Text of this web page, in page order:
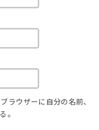
ラウザーに自分の名前、
。